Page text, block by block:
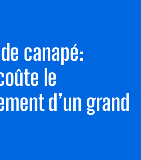
canapé:
le
d’un grand